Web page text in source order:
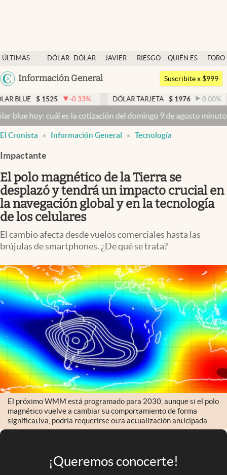
ÚLTIMAS
NOTICIAS
DÓLAR
DÓLAR
JAVIER
RIESGO
QUIÉN ES
QUIÉN
FORO
Argentina
México
Información General
Dólar
Members
Economía y Política
Finanzas y Mercados
Mercados Online
Negocios
Columnistas
Otras secciones
Apertura
Infotechnology
Clase
Clima
Mundial 2026
Eventos Corporativos
El Cronista Studio
Mediakit
abre en nueva pestaña
Argentina
Suscribite x $999
1525 -0.33% DÓLAR TARJETA $ 1976 0.00 % DÓLAR
es la cotización del domingo 9 de agosto minuto a minuto
El Cronista Información General Tecnología
Impactante
El polo magnético de la Tierra se
desplazó y tendrá un impacto crucial en
la navegación global y en la tecnología
de los celulares
El cambio afecta desde vuelos comerciales hasta las
brújulas de smartphones. ¿De qué se trata?
El próximo WMM está programado para 2030, aunque si el polo
magnético vuelve a cambiar su comportamiento de forma
significativa, podría requerirse otra actualización anticipada.
¡Queremos conocerte!